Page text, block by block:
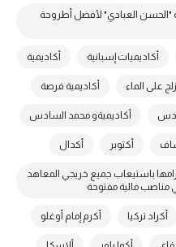
"الحسن العبادي" لأفضل أطروحة
أكاديميات إسبانية أكاديمية
على الماء أكاديمية فرصة
أكاديميةو محمد السادس
أكتوبر أكدال
باستيعاب جميع خريجي المعاهد
مناصب مالية مفتوحة
أكراد تركيا أكرم إمام أوغلو